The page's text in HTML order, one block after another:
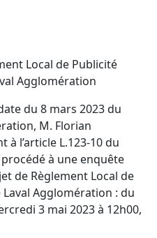
Local de Publicité
Agglomération
du 8 mars 2023 du
M. Florian
à l’article L.123-10 du
à une enquête
de Règlement Local de
Agglomération : du
3 mai 2023 à 12h00,